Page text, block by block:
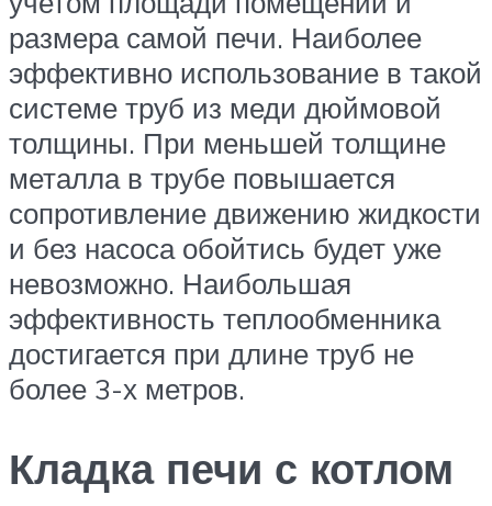
размера самой печи. Наиболее
эффективно использование в такой
системе труб из меди дюймовой
толщины. При меньшей толщине
металла в трубе повышается
сопротивление движению жидкости
и без насоса обойтись будет уже
невозможно. Наибольшая
эффективность теплообменника
достигается при длине труб не
более 3-х метров.
Кладка печи с котлом